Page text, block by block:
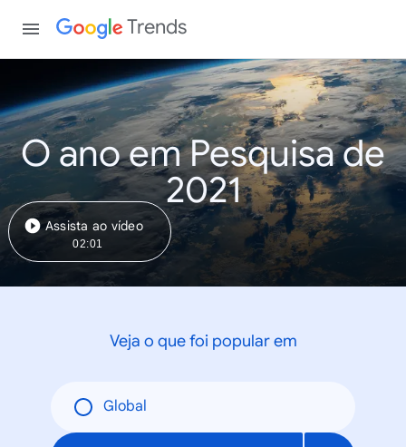
Trends
O ano em Pesquisa de
2021
Assista ao vídeo
02:01
Veja o que foi popular em
Global